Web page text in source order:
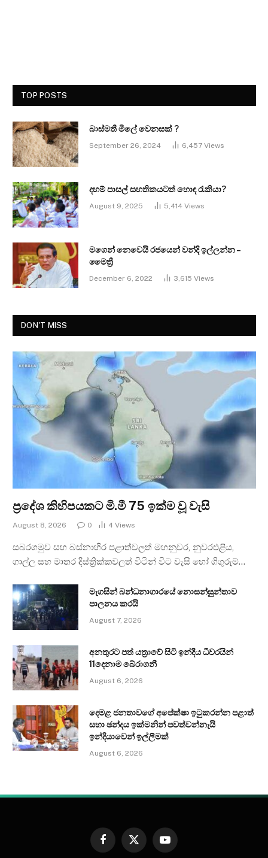
TOP POSTS
බාස්මතී මිලේ වෙනසක් ?
September 26, 2024 6,457 Views
දහම් පාසල් සහතිකයටත් හොඳ රැකියා?
August 9, 2025 5,414 Views
මගෙන් නෙවෙයි රජයෙන් වන්දි ඉල්ලන්න –
මෛත්‍රී
December 6, 2022 3,615 Views
DON'T MISS
ප්‍රදේශ කිහිපයකට මි.මී 75 ඉක්ම වූ වැසි
August 8, 2026 0 4 Views
සබරගමුව සහ බස්නාහිර පළාත්වලත් මහනුවර, නුවරඑළිය,
ගාල්ල සහ මාතර දිස්ත්‍රික්කවලත් විටින් විට වැසි හෝ ගිගුරුම්…
මැගසින් බන්ධනාගාරයේ නොසන්සුන්තාව
පාලනය කරයි
August 7, 2026
අනතුරට පත් යත්‍රාවේ සිටි ඉන්දීය ධීවරයින්
11දෙනාම බේරාගනී
August 6, 2026
දෙමළ ජනතාවගේ අපේක්ෂා ඉටුකරන්න පළාත්
සභා ඡන්දය ඉක්මනින් පවත්වන්නැයි
ඉන්දියාවෙන් ඉල්ලීමක්
August 6, 2026
Facebook
X
YouTube